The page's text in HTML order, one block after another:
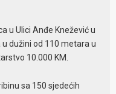
u Ulici Anđe Knežević u
dužini od 110 metara u
10.000 KM.
sa 150 sjedećih